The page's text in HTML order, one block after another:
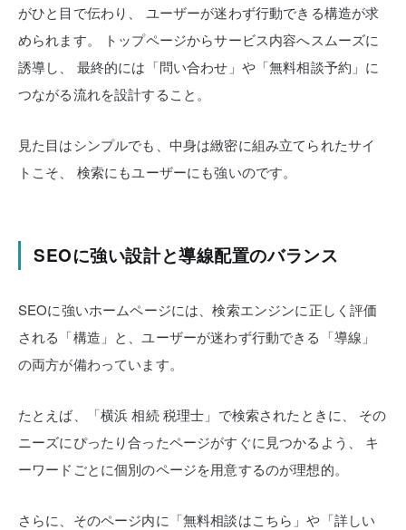
がひと目で伝わり、
ユーザーが迷わず行動できる構造が求
められます。
トップページからサービス内容へスムーズに
誘導し、
最終的には「問い合わせ」や「無料相談予約」に
つながる流れを設計すること。
見た目はシンプルでも、中身は緻密に組み立てられたサイ
トこそ、
検索にもユーザーにも強いのです。
SEOに強い設計と導線配置のバランス
SEOに強いホームページには、検索エンジンに正しく評価
される「構造」と、ユーザーが迷わず行動できる「導線」
の両方が備わっています。
たとえば、「横浜 相続 税理士」で検索されたときに、
その
ニーズにぴったり合ったページがすぐに見つかるよう、
キ
ーワードごとに個別のページを用意するのが理想的。
さらに、そのページ内に「無料相談はこちら」や「詳しい